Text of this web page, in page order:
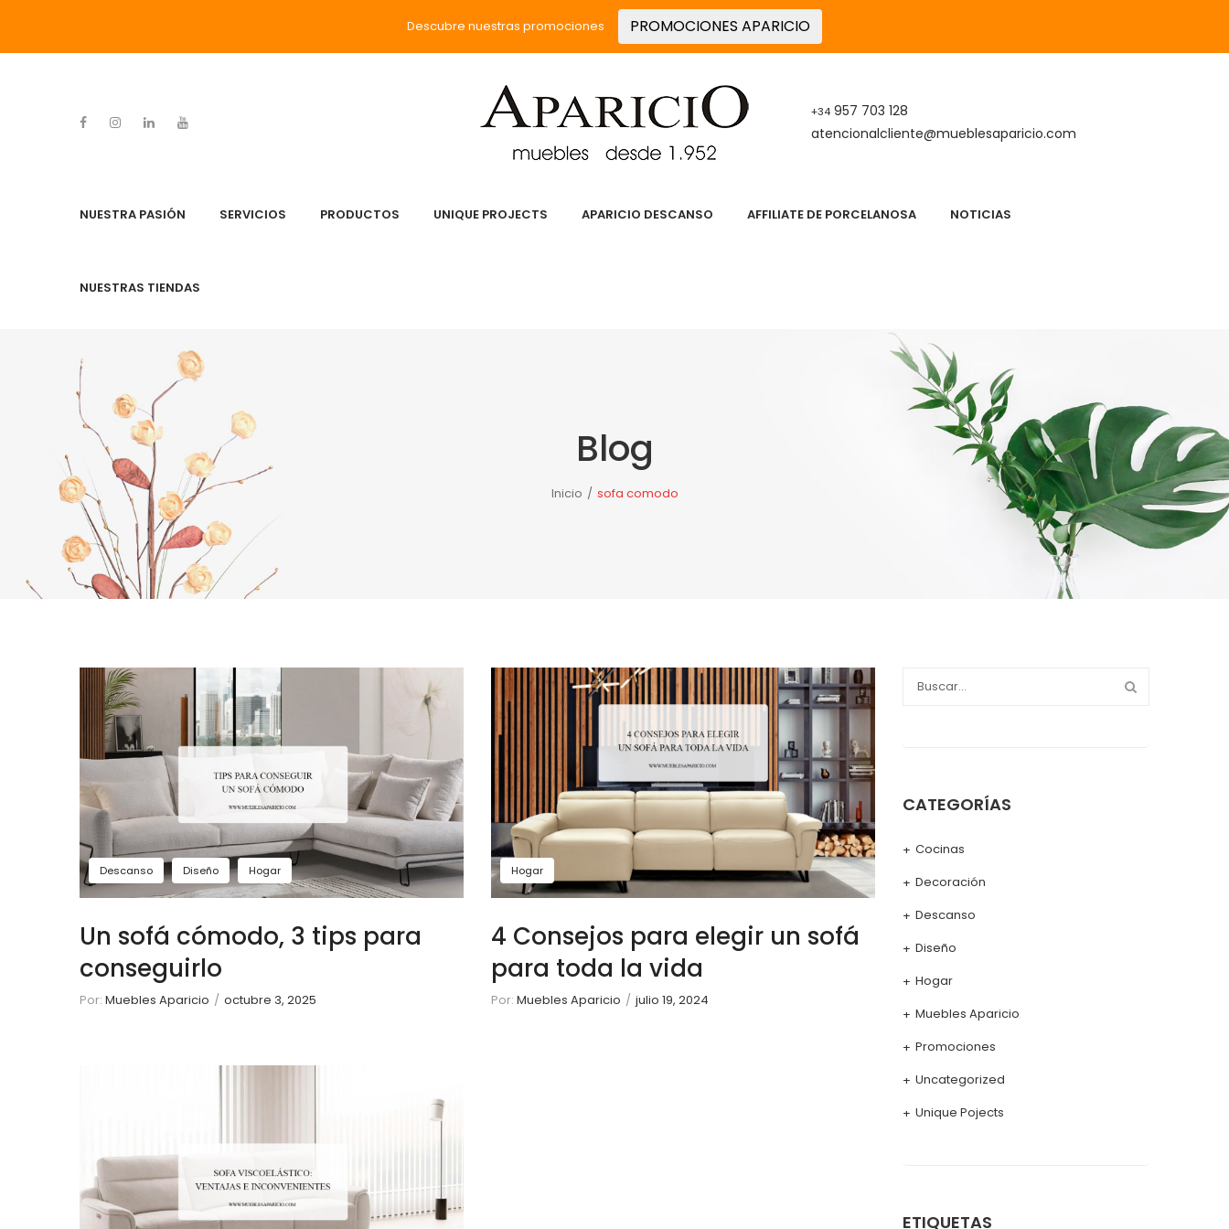
Descubre nuestras promociones PROMOCIONES APARICIO
+34 957 703 128
atencionalcliente@mueblesaparicio.com
NUESTRA PASIÓN SERVICIOS PRODUCTOS UNIQUE PROJECTS APARICIO DESCANSO AFFILIATE DE PORCELANOSA NOTICIAS
NUESTRAS TIENDAS
APARICIO DESCANSO
NOTICIAS
Blog
Inicio / sofa comodo
Descanso Diseño Hogar
Un sofá cómodo, 3 tips para
conseguirlo
Por: Muebles Aparicio / octubre 3, 2025
Hogar
4 Consejos para elegir un sofá
para toda la vida
Por: Muebles Aparicio / julio 19, 2024
CATEGORÍAS
Cocinas
Decoración
Descanso
Diseño
Hogar
Muebles Aparicio
Promociones
Uncategorized
Unique Pojects
ETIQUETAS